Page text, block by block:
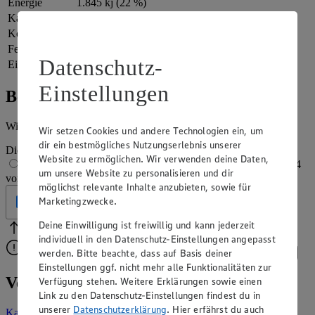
Energie
1.845 kj (22 %)
Kalorien
Kohlenhydrate
Fett
Eiweiß
6 g
Bewertung
Wie hat es dir geschmeckt?
Die Bewertung wird automatisch gespeichert
1 von 5 Sternen
2 von 5 Sternen 3 von 5 Sternen
4
von 5 Sternen
5 von 5 Sternen
Geprüft
Bitte Pfeile benutzen
Vielen Dank für deine Bewertung.
Bitte wähle eine Bewertung aus, um fortzufahren.
Veganen Kartoffelbrei selber machen
Datenschutz-
Einstellungen
Wir setzen Cookies und andere Technologien ein, um
dir ein bestmögliches Nutzungserlebnis unserer
Website zu ermöglichen. Wir verwenden deine Daten,
um unsere Website zu personalisieren und dir
möglichst relevante Inhalte anzubieten, sowie für
Marketingzwecke.
Deine Einwilligung ist freiwillig und kann jederzeit
individuell in den Datenschutz-Einstellungen angepasst
werden. Bitte beachte, dass auf Basis deiner
Einstellungen ggf. nicht mehr alle Funktionalitäten zur
Verfügung stehen. Weitere Erklärungen sowie einen
Link zu den Datenschutz-Einstellungen findest du in
unserer Datenschutzerklärung. Hier erfährst du auch